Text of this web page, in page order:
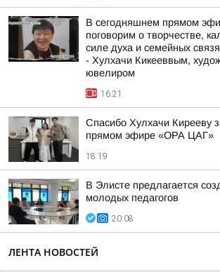
В сегодняшнем прямом
поговорим о творчестве,
силе духа и семейных
- Хулхачи Кикееввым,
ювелиром
16:21
Спасибо Хулхачи Кирееву
прямом эфире «ОРА ЦАГ»
18:19
В Элисте предлагается
молодых педагогов
20:08
ЛЕНТА НОВОСТЕЙ